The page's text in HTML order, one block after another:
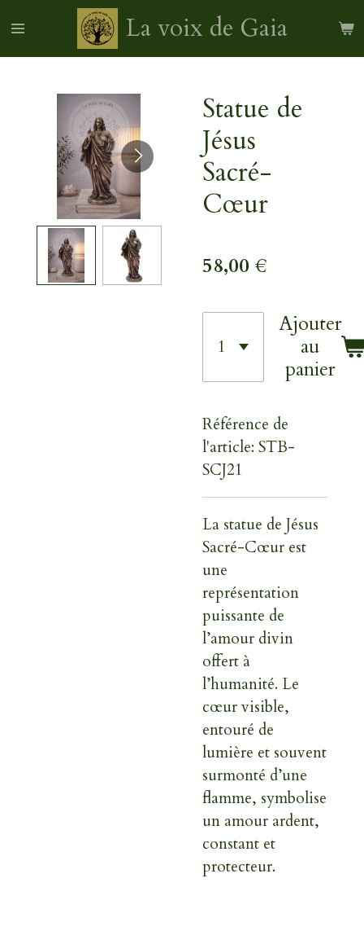
La voix de Gaia
Statue de
Jésus
Sacré-
Cœur
58,00 €
Ajouter
au
panier
Référence de
l'article:STB-
SCJ21
La statue de Jésus
Sacré-Cœur est
une
représentation
puissante de
l’amour divin
offert à
l’humanité. Le
cœur visible,
entouré de
lumière et souvent
surmonté d’une
flamme, symbolise
un amour ardent,
constant et
protecteur.